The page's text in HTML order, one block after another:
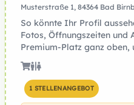
Musterstraße 1, 84364 Bad
So könnte Ihr Profil
Fotos, Öffnungszeiten und
Premium-Platz ganz oben,
1 STELLENANGEBOT